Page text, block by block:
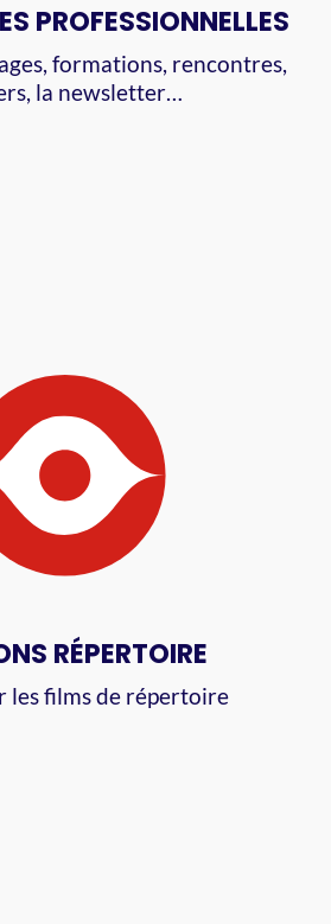
PROFESSIONNELLES
formations, rencontres,
la newsletter…
RÉPERTOIRE
les ﬁlms de répertoire